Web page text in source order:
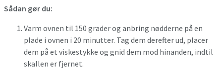
Sådan gør du:
Varm ovnen til 150 grader og anbring nødderne på en
plade i ovnen i 20 minutter. Tag dem derefter ud, placer
dem på et viskestykke og gnid dem mod hinanden, indtil
skallen er fjernet.